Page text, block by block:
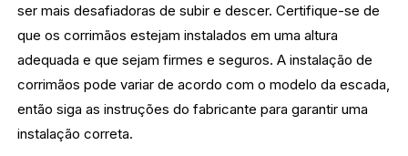
ser mais desafiadoras de subir e descer. Certifique-se de
que os corrimãos estejam instalados em uma altura
adequada e que sejam firmes e seguros. A instalação de
corrimãos pode variar de acordo com o modelo da escada,
então siga as instruções do fabricante para garantir uma
instalação correta.